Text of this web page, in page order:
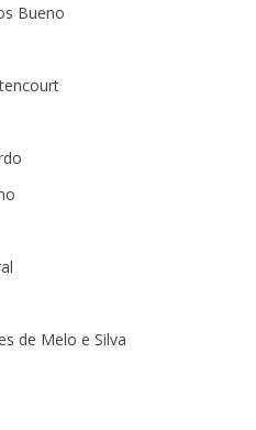
Bueno
de Melo e Silva